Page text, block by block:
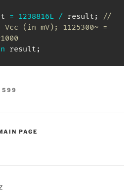
= 1238816L / result ;
//
Vcc (in mV); 1125300~ =
result ;
599
PAGE